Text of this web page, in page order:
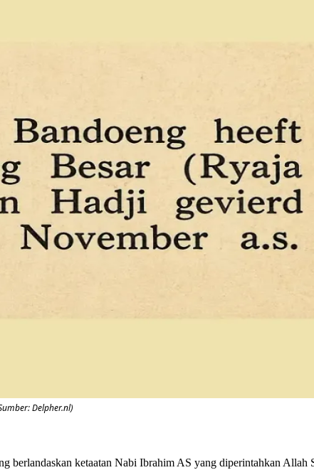
Delpher.nl)
berlandaskan ketaatan Nabi Ibrahim AS yang diperintahkan Allah